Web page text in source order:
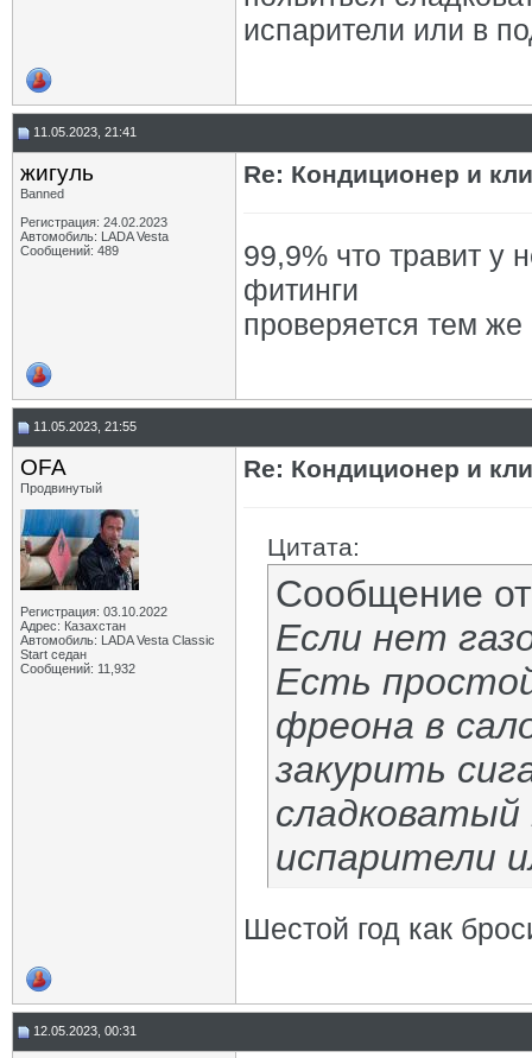
испарители или в
11.05.2023, 21:41
жигуль
Banned
Регистрация: 24.02.2023
Автомобиль: LADA Vesta
Сообщений: 489
Re: Кондиционер и
99,9% что травит у
фитинги
проверяется тем
11.05.2023, 21:55
OFA
Продвинутый
Регистрация: 03.10.2022
Адрес: Казахстан
Автомобиль: LADA Vesta Classic
Start седан
Сообщений: 11,932
Re: Кондиционер и
Цитата:
Сообщение
Если нет
Есть
фреона в
закурить
сладковатый
испарители
Шестой год как
12.05.2023, 00:31